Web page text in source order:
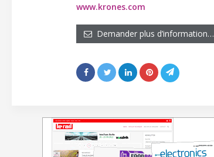
www.krones.com
Demander plus d’information…